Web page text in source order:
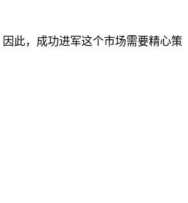
此，成功进军这个市场需要精心策